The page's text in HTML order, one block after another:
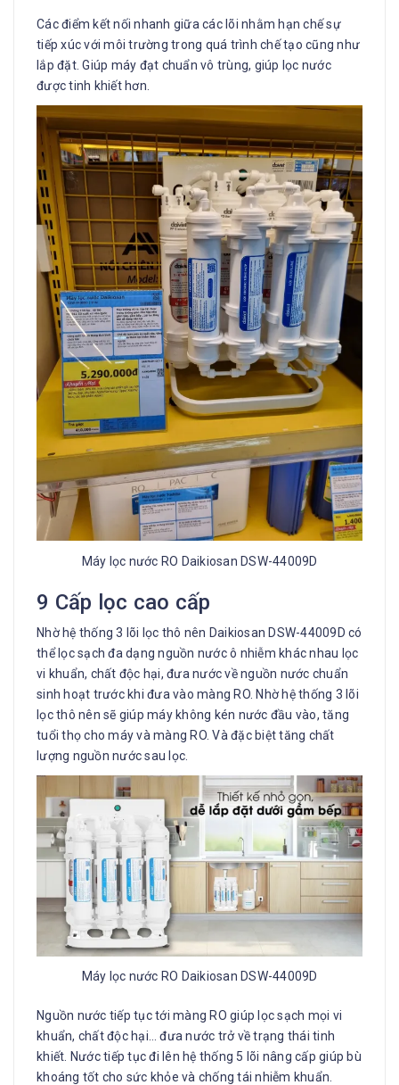
Các điểm kết nối nhanh giữa các lõi nhằm hạn chế sự
tiếp xúc với môi trường trong quá trình chế tạo cũng như
lắp đặt. Giúp máy đạt chuẩn vô trùng, giúp lọc nước
được tinh khiết hơn.
Máy lọc nước RO Daikiosan DSW-44009D
9 Cấp lọc cao cấp
Nhờ hệ thống 3 lõi lọc thô nên Daikiosan DSW-44009D có
thể lọc sạch đa dạng nguồn nước ô nhiễm khác nhau lọc
vi khuẩn, chất độc hại, đưa nước về nguồn nước chuẩn
sinh hoạt trước khi đưa vào màng RO. Nhờ hệ thống 3 lõi
lọc thô nên sẽ giúp máy không kén nước đầu vào, tăng
tuổi thọ cho máy và màng RO. Và đặc biệt tăng chất
lượng nguồn nước sau lọc.
Máy lọc nước RO Daikiosan DSW-44009D
Nguồn nước tiếp tục tới màng RO giúp lọc sạch mọi vi
khuẩn, chất độc hại… đưa nước trở về trạng thái tinh
khiết. Nước tiếp tục đi lên hệ thống 5 lõi nâng cấp giúp bù
khoáng tốt cho sức khỏe và chống tái nhiễm khuẩn.